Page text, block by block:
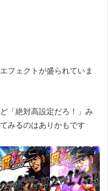
フェクトが盛られていま
「絶対高設定だろ！」み
みるのはありかもです